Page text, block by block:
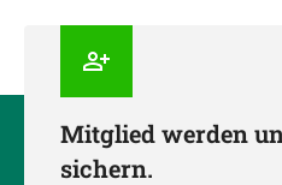
Mitglied werden
sichern.